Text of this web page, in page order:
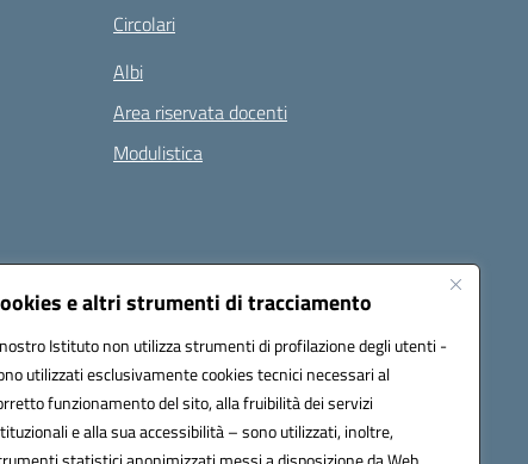
e altri strumenti di tracciamento
Istituto non utilizza strumenti di profilazione degli utenti -
utilizzati esclusivamente cookies tecnici necessari al
funzionamento del sito, alla fruibilità dei servizi
e alla sua accessibilità – sono utilizzati, inoltre,
Circolari
Albi
Area riservata docenti
Modulistica
naee32300a@pec.istruzione.it